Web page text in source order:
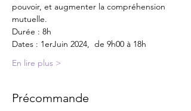
pouvoir, et augmenter la compréhension
mutuelle.
Durée : 8h
Dates : 1erJuin 2024,  de 9h00 à 18h
En lire plus >
Précommande